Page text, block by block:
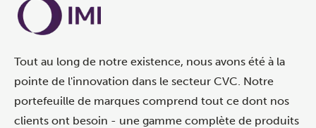
Tout au long de notre existence, nous avons été à la
pointe de l'innovation dans le secteur CVC. Notre
portefeuille de marques comprend tout ce dont nos
clients ont besoin - une gamme complète de produits